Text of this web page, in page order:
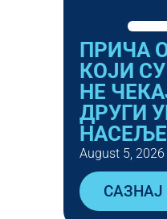
ПРИЧА
КОЈИ
НЕ
ДРУГИ
НАСЕЉЕ
August 5, 2026